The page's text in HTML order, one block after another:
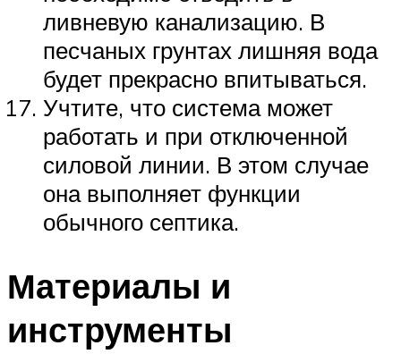
ливневую канализацию. В
песчаных грунтах лишняя вода
будет прекрасно впитываться.
Учтите, что система может
работать и при отключенной
силовой линии. В этом случае
она выполняет функции
обычного септика.
Материалы и
инструменты